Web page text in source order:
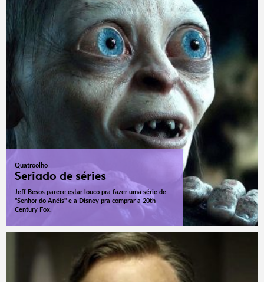
Quatroolho
Seriado de séries
Jeff Besos parece estar louco pra fazer uma série de
"Senhor do Anéis" e a Disney pra comprar a 20th
Century Fox.